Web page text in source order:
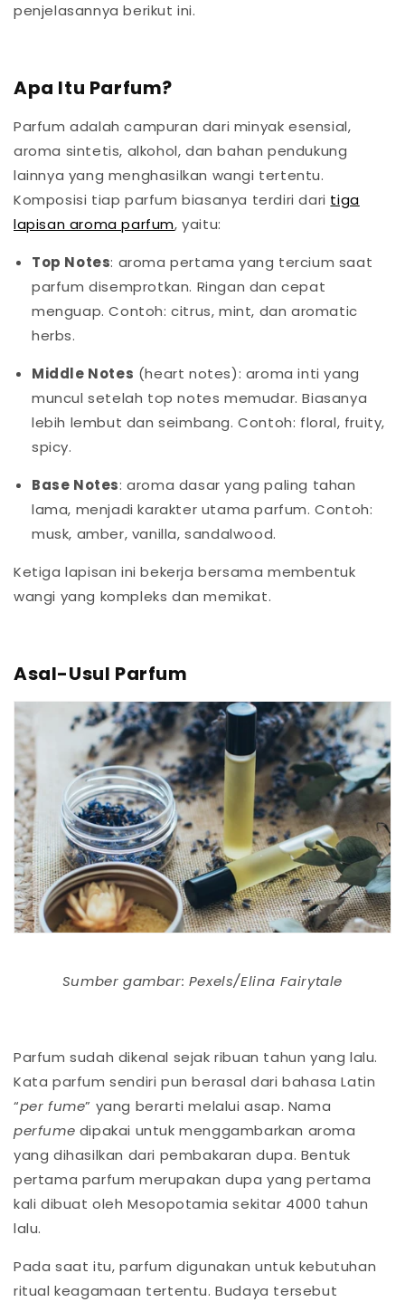
penjelasannya berikut ini.
Apa Itu Parfum?
Parfum adalah campuran dari minyak esensial,
aroma sintetis, alkohol, dan bahan pendukung
lainnya yang menghasilkan wangi tertentu.
Komposisi tiap parfum biasanya terdiri dari tiga
lapisan aroma parfum, yaitu:
Top Notes: aroma pertama yang tercium saat
parfum disemprotkan. Ringan dan cepat
menguap. Contoh: citrus, mint, dan aromatic
herbs.
Middle Notes (heart notes): aroma inti yang
muncul setelah top notes memudar. Biasanya
lebih lembut dan seimbang. Contoh: floral, fruity,
spicy.
Base Notes: aroma dasar yang paling tahan
lama, menjadi karakter utama parfum. Contoh:
musk, amber, vanilla, sandalwood.
Ketiga lapisan ini bekerja bersama membentuk
wangi yang kompleks dan memikat.
Asal-Usul Parfum
Sumber gambar: Pexels/Elina Fairytale
Parfum sudah dikenal sejak ribuan tahun yang lalu.
Kata parfum sendiri pun berasal dari bahasa Latin
“per fume” yang berarti melalui asap. Nama
perfume dipakai untuk menggambarkan aroma
yang dihasilkan dari pembakaran dupa. Bentuk
pertama parfum merupakan dupa yang pertama
kali dibuat oleh Mesopotamia sekitar 4000 tahun
lalu.
Pada saat itu, parfum digunakan untuk kebutuhan
ritual keagamaan tertentu. Budaya tersebut